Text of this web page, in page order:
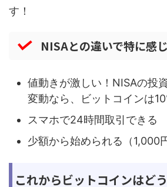
す！
NISAとの違いで特に感
値動きが激しい！NISAの投
変動なら、ビットコインは
スマホで24時間取引できる
少額から始められる（1,000
これからビットコインはど